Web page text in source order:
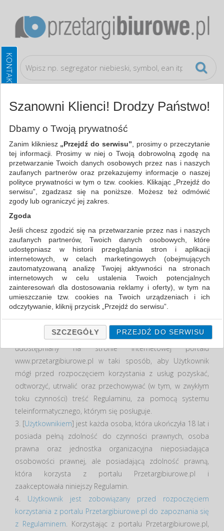
Regulamin
REGULAMIN
ROZDZIAŁ I – POSTANOWIENIA OGÓLNE.
DEFINICJE.
1. Właścicielem portalu internetowego
pod firmą CELCEN - Paweł Witkowski, ul. Romana
Dmowskiego 25A, 05-270 Marki k. Warszawy, NIP: 524-147-
12-87, REGON 142996558, tel. 48-423-84-41, faks 22-423-
84-41, adres e- mail: pawel.witkowski@celcen.pl (dalej:
„Właściciel Portalu"). Wszystkie dane Właściciela Portalu
dostępne są na stronie Centralnej Ewidencji i Informacji o
Działalności Gospodarczej prowadzonej przez Ministra
Gospodarki pod adresem www.firma.gov.pl
2. Niniejszy Regulamin określa sposób korzystania przez
Użytkowników z portalu Przetargibiurowe.pl i jest
udostępniany na stronie internetowej portalu
www.przetargibiurowe.pl w taki sposób, aby Użytkownik
mógł przed rozpoczęciem korzystania z usług pozyskać,
odtworzyć, utrwalić oraz przechowywać (w tym, w zwykłym
toku czynności) treść Regulaminu, za pomocą systemu
teleinformatycznego, którym się posługuje.
3. [Użytkownikiem] jest każda osoba, która ukończyła 18 lat i
posiada pełną zdolność do czynności prawnych, osoba
prawna oraz jednostka organizacyjna nieposiadająca
osobowości prawnej, ale posiadającą zdolność prawną,
która korzysta z portalu Przetargibiurowe.pl i
zaakceptowała niniejszy Regulamin.
4. Użytkownik jest zobowiązany przed rozpoczęciem
korzystania z portalu Przetargibiurowe.pl do zapoznania się
z Regulaminem. Korzystając z portalu Przetargibiurowe.pl,
Szanowni Klienci! Drodzy Państwo!
Dbamy o Twoją prywatność
Zanim klikniesz „Przejdź do serwisu” , prosimy o przeczytanie
tej informacji. Prosimy w niej o Twoją dobrowolną zgodę na
przetwarzanie Twoich danych osobowych przez nas i naszych
zaufanych partnerów oraz przekazujemy informacje o naszej
polityce prywatności w tym o tzw. cookies. Klikając „Przejdź do
serwisu”, zgadzasz się na poniższe. Możesz też odmówić
zgody lub ograniczyć jej zakres.
Zgoda
Jeśli chcesz zgodzić się na przetwarzanie przez nas i naszych
zaufanych partnerów, Twoich danych osobowych, które
udostępniasz w historii przeglądania stron i aplikacji
internetowych, w celach marketingowych (obejmujących
zautomatyzowaną analizę Twojej aktywności na stronach
internetowych w celu ustalenia Twoich potencjalnych
zainteresowań dla dostosowania reklamy i oferty), w tym na
umieszczanie tzw. cookies na Twoich urządzeniach i ich
odczytywanie, kliknij przycisk „Przejdź do serwisu”.
Jeśli nie chcesz wyrazić zgody lub ograniczyć jej zakres, kliknij
„Szczegóły”, gdzie znajdziesz wszelkie informacje o tym jak to
zrobić . Te same informacje znajdziesz także na podstronie z
naszą polityką prywatności obowiązującą od 25 maja 2018.
W przypadku użytkowników zalogowanych, ważna jest Państwa
wcześniejsza zgoda której udzieliliście podczas zakładania
konta. Każda Państwa zgoda jest dobrowolna i można ją w
dowolnym momencie wycofać.
Polityka prywatności (rozwiń)
Klauzula Informacyjna (rozwiń)
Lista Zaufanych Partnerów (rozwiń)
SZCZEGÓŁY PRZEJDŹ DO SERWISU